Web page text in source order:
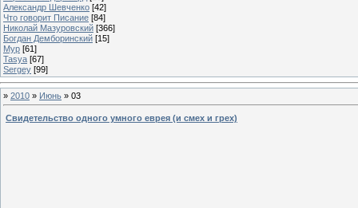
Александр Шевченко [42]
Что говорит Писание [84]
Николай Мазуровский [366]
Богдан Демборинский [15]
Мур [61]
Tasya [67]
Sergey [99]
» 2010 » Июнь » 03
Свидетельство одного умного еврея (и смех и грех)